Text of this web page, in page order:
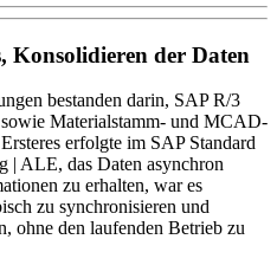
Konsolidieren der Daten
bestanden darin, SAP R/3
Materialstamm- und MCAD-
erfolgte im SAP Standard
ALE, das Daten asynchron
zu erhalten, war es
zu synchronisieren und
ohne den laufenden Betrieb zu